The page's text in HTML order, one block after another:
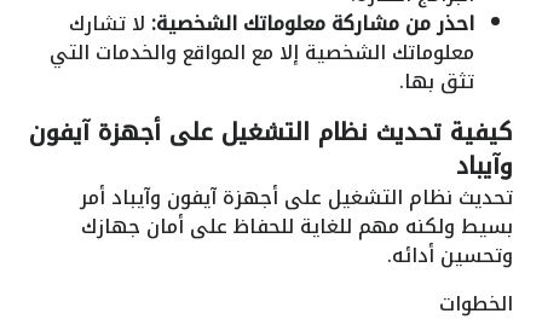
احذر من مشاركة معلوماتك الشخصية: لا تشارك
معلوماتك الشخصية إلا مع المواقع والخدمات التي
تثق بها.
كيفية تحديث نظام التشغيل على أجهزة آيفون
وآيباد
تحديث نظام التشغيل على أجهزة آيفون وآيباد أمر
بسيط ولكنه مهم للغاية للحفاظ على أمان جهازك
وتحسين أدائه.
الخطوات